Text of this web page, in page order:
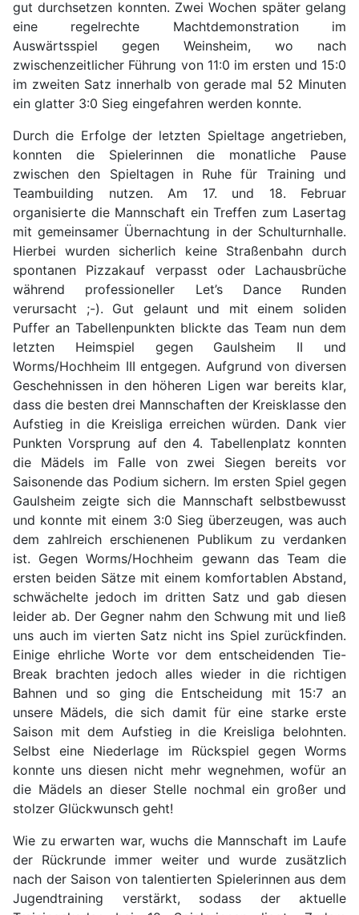
gut durchsetzen konnten. Zwei Wochen später gelang
eine regelrechte Machtdemonstration im
Auswärtsspiel gegen Weinsheim, wo nach
zwischenzeitlicher Führung von 11:0 im ersten und 15:0
im zweiten Satz innerhalb von gerade mal 52 Minuten
ein glatter 3:0 Sieg eingefahren werden konnte.
Durch die Erfolge der letzten Spieltage angetrieben,
konnten die Spielerinnen die monatliche Pause
zwischen den Spieltagen in Ruhe für Training und
Teambuilding nutzen. Am 17. und 18. Februar
organisierte die Mannschaft ein Treffen zum Lasertag
mit gemeinsamer Übernachtung in der Schulturnhalle.
Hierbei wurden sicherlich keine Straßenbahn durch
spontanen Pizzakauf verpasst oder Lachausbrüche
während professioneller Let’s Dance Runden
verursacht ;-). Gut gelaunt und mit einem soliden
Puffer an Tabellenpunkten blickte das Team nun dem
letzten Heimspiel gegen Gaulsheim II und
Worms/Hochheim III entgegen. Aufgrund von diversen
Geschehnissen in den höheren Ligen war bereits klar,
dass die besten drei Mannschaften der Kreisklasse den
Aufstieg in die Kreisliga erreichen würden. Dank vier
Punkten Vorsprung auf den 4. Tabellenplatz konnten
die Mädels im Falle von zwei Siegen bereits vor
Saisonende das Podium sichern. Im ersten Spiel gegen
Gaulsheim zeigte sich die Mannschaft selbstbewusst
und konnte mit einem 3:0 Sieg überzeugen, was auch
dem zahlreich erschienenen Publikum zu verdanken
ist. Gegen Worms/Hochheim gewann das Team die
ersten beiden Sätze mit einem komfortablen Abstand,
schwächelte jedoch im dritten Satz und gab diesen
leider ab. Der Gegner nahm den Schwung mit und ließ
uns auch im vierten Satz nicht ins Spiel zurückfinden.
Einige ehrliche Worte vor dem entscheidenden Tie-
Break brachten jedoch alles wieder in die richtigen
Bahnen und so ging die Entscheidung mit 15:7 an
unsere Mädels, die sich damit für eine starke erste
Saison mit dem Aufstieg in die Kreisliga belohnten.
Selbst eine Niederlage im Rückspiel gegen Worms
konnte uns diesen nicht mehr wegnehmen, wofür an
die Mädels an dieser Stelle nochmal ein großer und
stolzer Glückwunsch geht!
Wie zu erwarten war, wuchs die Mannschaft im Laufe
der Rückrunde immer weiter und wurde zusätzlich
nach der Saison von talentierten Spielerinnen aus dem
Jugendtraining verstärkt, sodass der aktuelle